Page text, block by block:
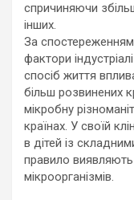
спричиняючи
інших.
За
фактори
спосіб життя
більш розвинених
мікробну
країнах. У своїй
в дітей із
правило виявляють
мікроорганізмів.